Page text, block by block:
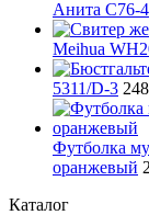
Анита C76-4
Meihua
5311/D-3
Футболка
оранжевый
Каталог